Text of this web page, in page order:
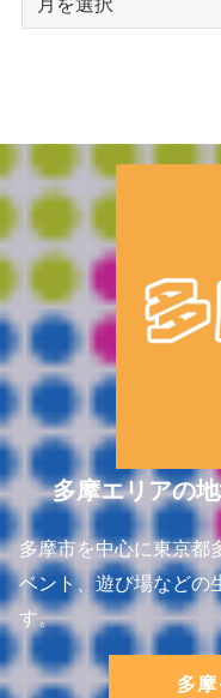
多摩エリアの
多摩市を中心に東京都
ベント、遊び場などの
す。
多